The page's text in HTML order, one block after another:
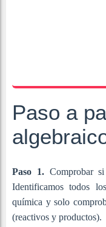
Paso a
Paso 1.Comprobar si
Identificamos todos
química y solo
(reactivos y productos).